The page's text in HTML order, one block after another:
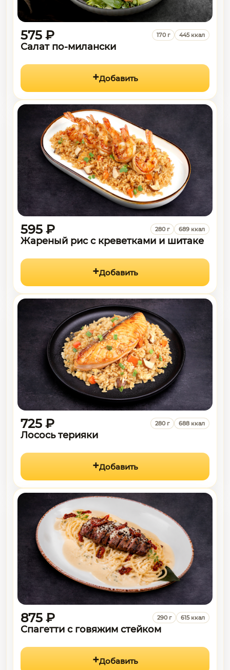
575 ₽ 170 г 445 ккал
Салат по-милански
Добавить
595 ₽ 280 г 689 ккал
Жареный рис с креветками и шитаке
Добавить
725 ₽ 280 г 688 ккал
Лосось терияки
Добавить
875 ₽ 290 г 615 ккал
Спагетти с говяжим стейком
Добавить